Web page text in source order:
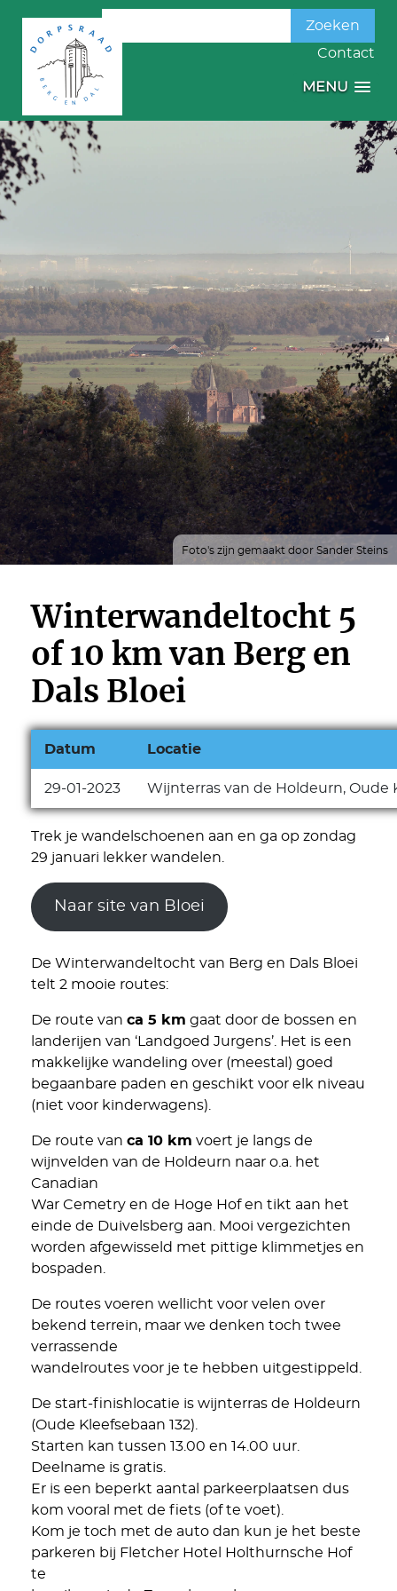
Zoeken
naar:
Contact
MENU
Foto's zijn gemaakt door Sander Steins
Winterwandeltocht 5
of 10 km van Berg en
Dals Bloei
Datum Locatie
29-01-2023 Wijnterras van de Holdeurn, Oude
Trek je wandelschoenen aan en ga op zondag
29 januari lekker wandelen.
Naar site van Bloei
De Winterwandeltocht van Berg en Dals Bloei
telt 2 mooie routes:
De route van ca 5 km gaat door de bossen en
landerijen van ‘Landgoed Jurgens’. Het is een
makkelijke wandeling over (meestal) goed
begaanbare paden en geschikt voor elk niveau
(niet voor kinderwagens).
De route van ca 10 km voert je langs de
wijnvelden van de Holdeurn naar o.a. het
Canadian
War Cemetry en de Hoge Hof en tikt aan het
einde de Duivelsberg aan. Mooi vergezichten
worden afgewisseld met pittige klimmetjes en
bospaden.
De routes voeren wellicht voor velen over
bekend terrein, maar we denken toch twee
verrassende
wandelroutes voor je te hebben uitgestippeld.
De start-finishlocatie is wijnterras de Holdeurn
(Oude Kleefsebaan 132).
Starten kan tussen 13.00 en 14.00 uur.
Deelname is gratis.
Er is een beperkt aantal parkeerplaatsen dus
kom vooral met de fiets (of te voet).
Kom je toch met de auto dan kun je het beste
parkeren bij Fletcher Hotel Holthurnsche Hof
te